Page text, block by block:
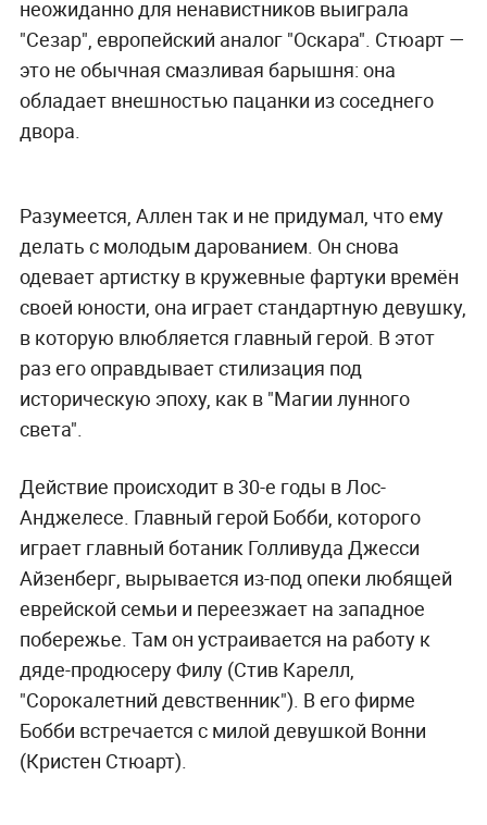
неожиданно для ненавистников выиграла
"Сезар", европейский аналог "Оскара". Стюарт —
это не обычная смазливая барышня: она
обладает внешностью пацанки из соседнего
двора.
Разумеется, Аллен так и не придумал, что ему
делать с молодым дарованием. Он снова
одевает артистку в кружевные фартуки времён
своей юности, она играет стандартную девушку,
в которую влюбляется главный герой. В этот
раз его оправдывает стилизация под
историческую эпоху, как в "Магии лунного
света".
Действие происходит в 30-е годы в Лос-
Анджелесе. Главный герой Бобби, которого
играет главный ботаник Голливуда Джесси
Айзенберг, вырывается из-под опеки любящей
еврейской семьи и переезжает на западное
побережье. Там он устраивается на работу к
дяде-продюсеру Филу (Стив Карелл,
"Сорокалетний девственник"). В его фирме
Бобби встречается с милой девушкой Вонни
(Кристен Стюарт).